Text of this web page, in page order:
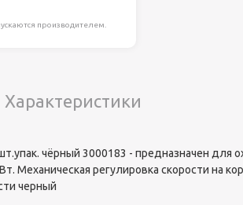
производителем.
Характеристики
чёрный 3000183 - предназначен для
Механическая регулировка скорости на
черный